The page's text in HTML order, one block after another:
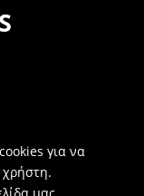
ΣΑΣ
για να
χρήστη.
μας,